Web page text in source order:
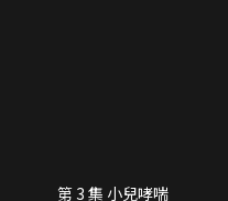
第 3 集 小兒哮喘